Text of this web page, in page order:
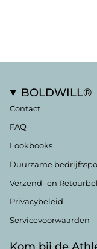
BOLDWILL®
Contact
FAQ
Lookbooks
Duurzame
Verzend- en
Privacybeleid
Servicevoorwaarden
Kom bij de